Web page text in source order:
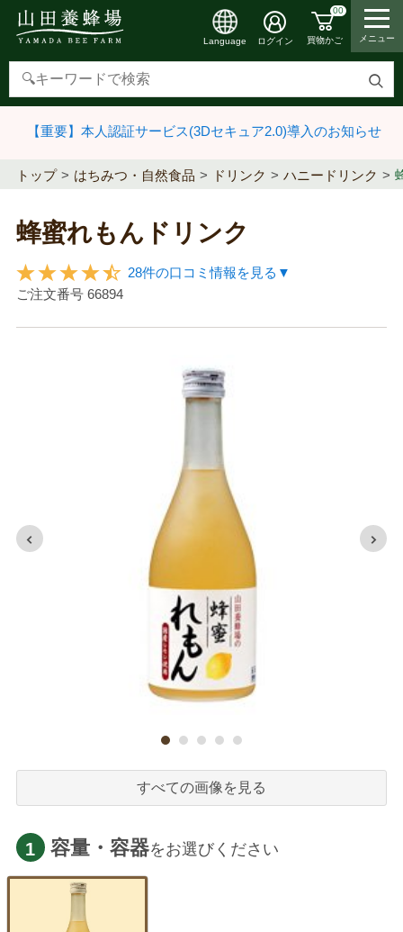
検
す
Language ログイン
00
買物かご メニュー
【重要】本人認証サービス(3Dセキュア2.0)導入のお知らせ
トップ はちみつ・自然食品 ドリンク ハニードリンク
蜂蜜れもんドリンク
28件の口コミ情報を見る▼
ご注文番号 66894
すべての画像を見る
1 容量・容器をお選びください